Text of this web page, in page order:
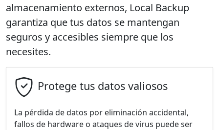
almacenamiento externos, Local Backup
garantiza que tus datos se mantengan
seguros y accesibles siempre que los
necesites.
Protege tus datos valiosos
La pérdida de datos por eliminación accidental,
fallos de hardware o ataques de virus puede ser